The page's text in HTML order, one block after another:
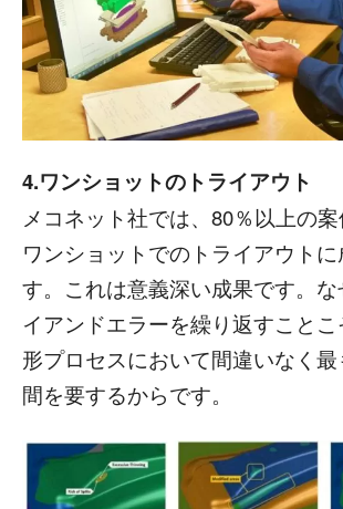
4.ワンショットのトライアウト
メコネット社では、80％以上の案
ワンショットでのトライアウトに
す。これは意義深い成果です。な
イアンドエラーを繰り返すこと
形プロセスにおいて間違いなく
間を要するからです。